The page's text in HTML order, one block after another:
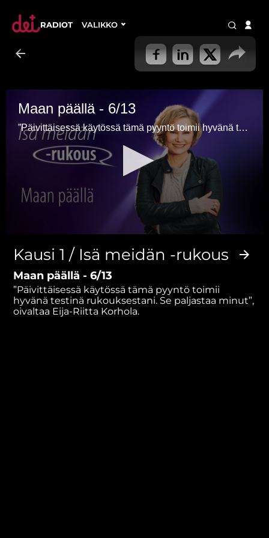
RADIOT VALIKKO
Maan päällä - 6/13
”Päivittäisessä käytössä tämä pyyntö toimii hyvänä testinä rukouksestani. Se paljastaa minut”, oivaltaa Eija-Riitta Korhola.
seconds
minutes,
53
seconds
Kausi 1 / Isä meidän -rukous
Maan päällä - 6/13
”Päivittäisessä käytössä tämä pyyntö toimii
hyvänä testinä rukouksestani. Se paljastaa minut”,
oivaltaa Eija-Riitta Korhola.